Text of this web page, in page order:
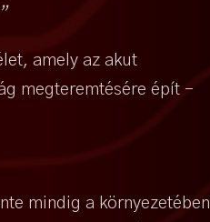
amely az akut
megteremtésére épít –
mindig a környezetében